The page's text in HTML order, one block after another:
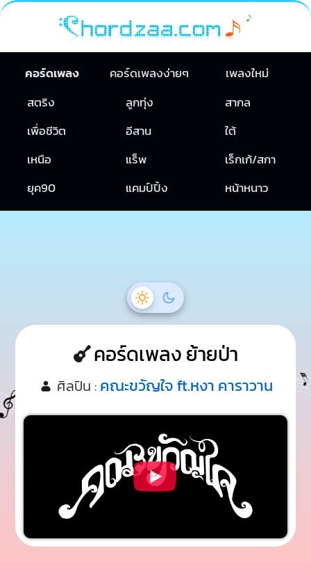
คอร์ดเพลง คอร์ดเพลงง่ายๆ
เพลงใหม่
สตริง
ลูกทุ่ง
สากล
เพื่อชีวิต
อีสาน
ใต้
เหนือ
แร็พ
เร็กเก้/สกา
ยุค90
แคมป์ปิ้ง หน้าหนาว
คอร์ดเพลง ย้ายป่า
ศิลปิน : คณะขวัญใจ ft.หงา คาราวาน